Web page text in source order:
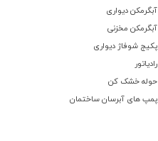
آبگرمکن دیواری
آبگرمکن مخزنی
پکیج شوفاژ دیواری
رادیاتور
حوله خشک کن
پمپ های آبرسان ساختمان